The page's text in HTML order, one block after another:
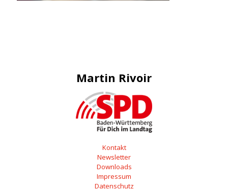
Martin Rivoir
Kontakt
Newsletter
Downloads
Impressum
Datenschutz